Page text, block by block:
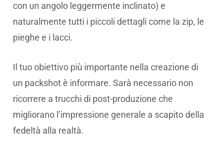
con un angolo leggermente inclinato) e
naturalmente tutti i piccoli dettagli come la zip, le
pieghe e i lacci.
Il tuo obiettivo più importante nella creazione di
un packshot è informare. Sarà necessario non
ricorrere a trucchi di post-produzione che
migliorano l’impressione generale a scapito della
fedeltà alla realtà.